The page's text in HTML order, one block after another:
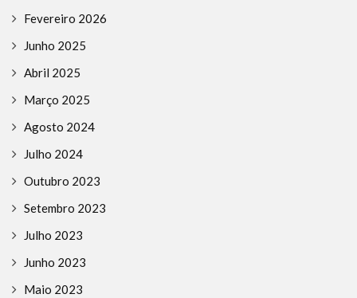
Fevereiro 2026
Junho 2025
Abril 2025
Março 2025
Agosto 2024
Julho 2024
Outubro 2023
Setembro 2023
Julho 2023
Junho 2023
Maio 2023